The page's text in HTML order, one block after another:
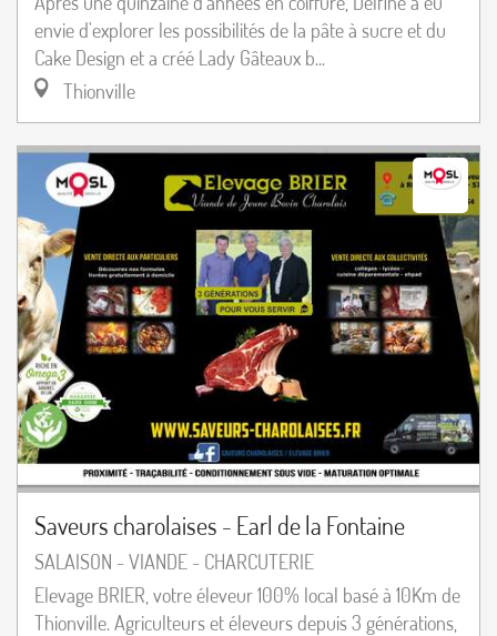
envie d'explorer les possibilités de la pâte à sucre et du
Cake Design et a créé Lady Gâteaux b...
Thionville
Saveurs charolaises - Earl de la Fontaine
SALAISON - VIANDE - CHARCUTERIE
Elevage BRIER, votre éleveur 100% local basé à 10Km de
Thionville. Agriculteurs et éleveurs depuis 3 générations,